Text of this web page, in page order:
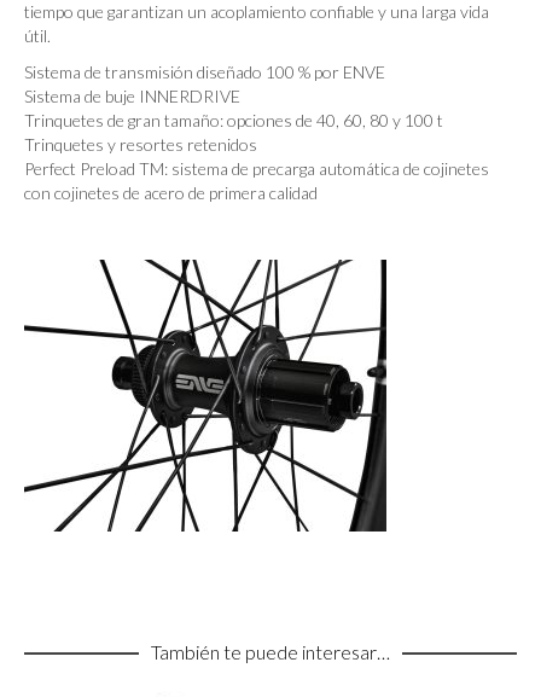
tiempo que garantizan un acoplamiento confiable y una larga vida
útil.
Sistema de transmisión diseñado 100 % por ENVE
Sistema de buje INNERDRIVE
Trinquetes de gran tamaño: opciones de 40, 60, 80 y 100 t
Trinquetes y resortes retenidos
Perfect Preload TM: sistema de precarga automática de cojinetes
con cojinetes de acero de primera calidad
También te puede interesar…